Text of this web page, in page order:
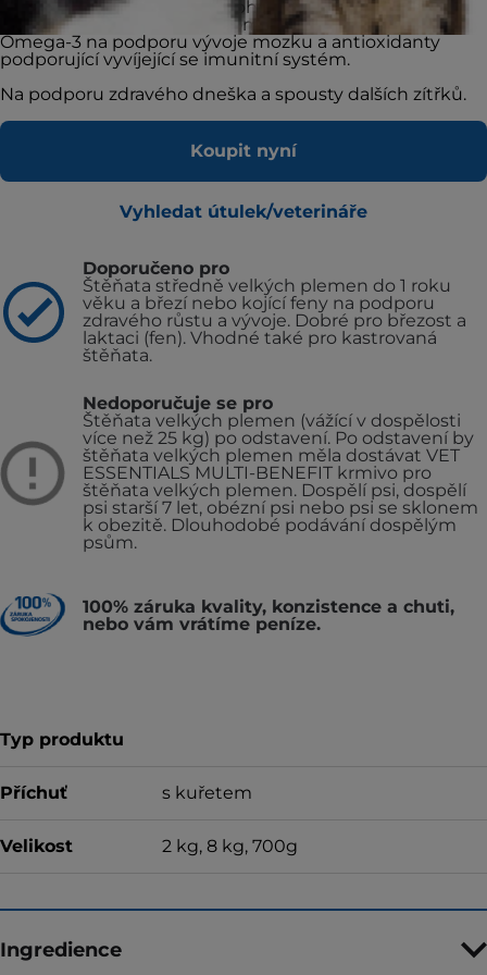
zdravé trávení a celkovou pohodu tím, že vyživuje
vyvíjející se střevní mikrobiom. Složení zahrnuje i
Omega-3 na podporu vývoje mozku a antioxidanty
podporující vyvíjející se imunitní systém.
Na podporu zdravého dneška a spousty dalších zítřků.
Koupit nyní
Vyhledat útulek/veterináře
Doporučeno pro
Štěňata středně velkých plemen do 1 roku
věku a březí nebo kojící feny na podporu
zdravého růstu a vývoje. Dobré pro březost a
laktaci (fen). Vhodné také pro kastrovaná
štěňata.
Nedoporučuje se pro
Štěňata velkých plemen (vážící v dospělosti
více než 25 kg) po odstavení. Po odstavení by
štěňata velkých plemen měla dostávat VET
ESSENTIALS MULTI-BENEFIT krmivo pro
štěňata velkých plemen. Dospělí psi, dospělí
psi starší 7 let, obézní psi nebo psi se sklonem
k obezitě. Dlouhodobé podávání dospělým
psům.
100% záruka kvality, konzistence a chuti,
nebo vám vrátíme peníze.
Typ produktu
Příchuť s kuřetem
Velikost 2 kg, 8 kg, 700g
Ingredience